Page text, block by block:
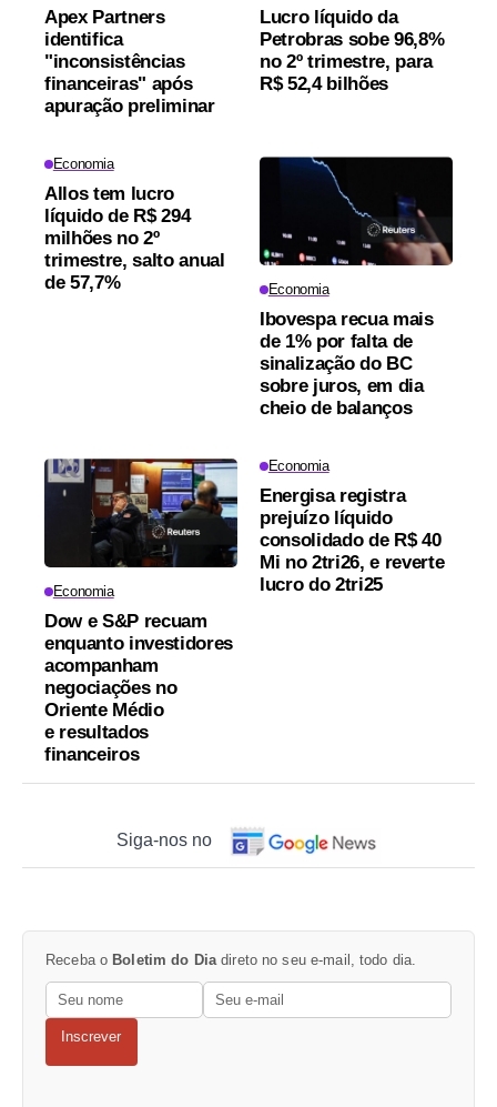
Apex Partners
identifica
"inconsistências
financeiras" após
apuração preliminar
Lucro líquido da
Petrobras sobe 96,8%
no 2º trimestre, para
R$ 52,4 bilhões
Economia
Allos tem lucro
líquido de R$ 294
milhões no 2º
trimestre, salto anual
de 57,7%
Economia
Ibovespa recua mais
de 1% por falta de
sinalização do BC
sobre juros, em dia
cheio de balanços
Economia
Dow e S&P recuam
enquanto investidores
acompanham
negociações no
Oriente Médio
e resultados
financeiros
Economia
Energisa registra
prejuízo líquido
consolidado de R$ 40
Mi no 2tri26, e reverte
lucro do 2tri25
Siga-nos no
Receba o Boletim do Diadireto no seu e-mail, todo dia.
Inscrever